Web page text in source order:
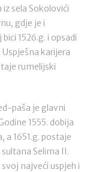
sela Sokolovići
gdje je i
1526.g. i opsadi
karijera
rumelijski
paša je glavni
1555. dobija
a 1651.g. postaje
Selima II.
najveći uspjeh i